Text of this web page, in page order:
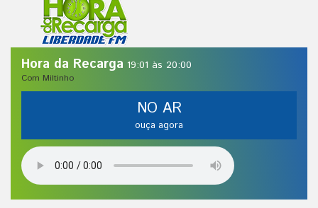
Hora da Recarga 19:01 às 20:00
Com Miltinho
NO AR
ouça agora